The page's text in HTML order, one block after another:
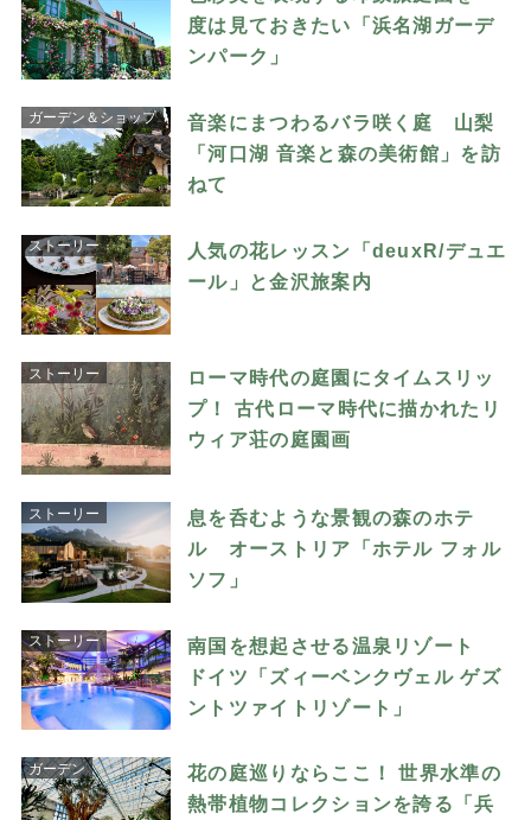
度は見ておきたい「浜名湖ガーデ
ンパーク」
ガーデン＆ショップ
音楽にまつわるバラ咲く庭 山梨
「河口湖 音楽と森の美術館」を訪
ねて
ストーリー
人気の花レッスン「deuxR/デュエ
ール」と金沢旅案内
ストーリー
ローマ時代の庭園にタイムスリッ
プ！ 古代ローマ時代に描かれたリ
ウィア荘の庭園画
ストーリー
息を呑むような景観の森のホテ
ル オーストリア「ホテル フォル
ソフ」
ストーリー
南国を想起させる温泉リゾート
ドイツ「ズィーベンクヴェル ゲズ
ントツァイトリゾート」
ガーデン
花の庭巡りならここ！ 世界水準の
熱帯植物コレクションを誇る「兵